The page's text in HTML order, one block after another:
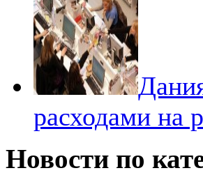
расходами на
Новости по